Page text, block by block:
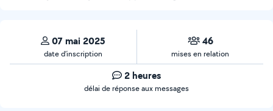
07 mai 2025
date d’inscription
46
mises en relation
2 heures
délai de réponse aux messages